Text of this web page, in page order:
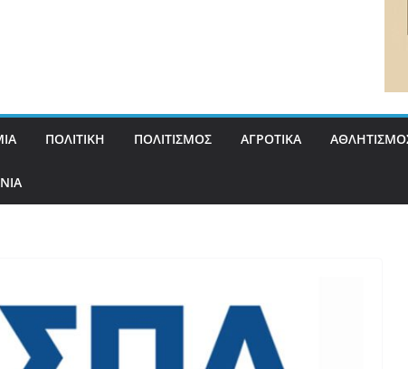
ΠΟΛΙΤΙΚΗ ΠΟΛΙΤΙΣΜΟΣ ΑΓΡΟΤΙΚΑ